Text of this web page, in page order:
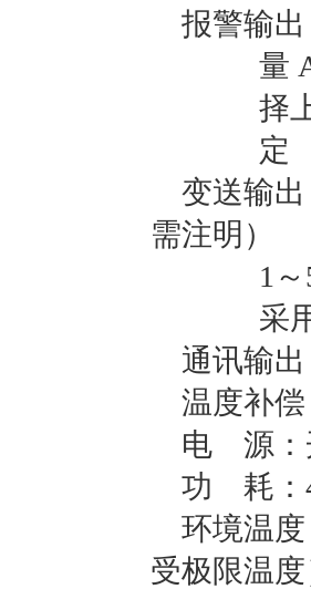
报警输
量
择
定
变送输
需注明）
1～
采
通讯输
温度补
电
源：
功
耗
环境温
受极限温